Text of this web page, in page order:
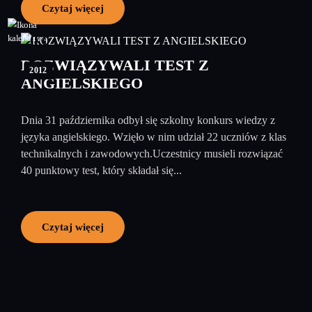
Czytaj więcej
03
2012
ROZWIĄZYWALI TEST Z
ANGIELSKIEGO
Dnia 31 października odbył się szkolny konkurs wiedzy z
języka angielskiego. Wzięło w nim udział 22 uczniów z klas
technikalnych i zawodowych.Uczestnicy musieli rozwiązać
40 punktowy test, który składał się...
Czytaj więcej